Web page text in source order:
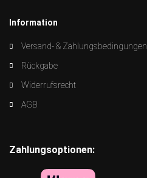
Information
Versand- & Zahlungsbedingungen
Rückgabe
Widerrufsrecht
AGB
Zahlungsoptionen: